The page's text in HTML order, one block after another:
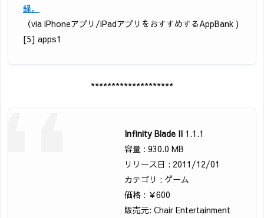
録。
（via iPhoneアプリ/iPadアプリをおすすめするAppBank )
[5] apps1
********************
Infinity Blade II 1.1.1
容量 : 930.0 MB
リリース日 : 2011/12/01
カテゴリ : ゲーム
価格 : ￥600
販売元: Chair Entertainment